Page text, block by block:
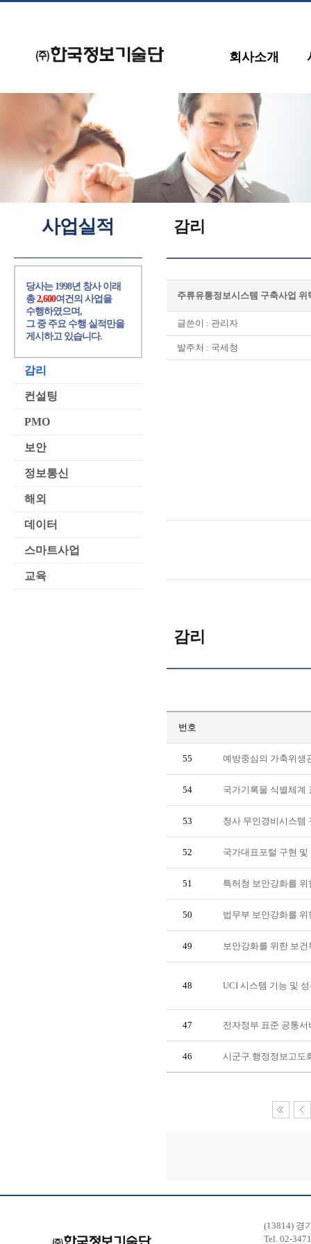
회사소개
감리
주류유통정보시스템 구축사업 위
글쓴이 : 관리자
발주처 : 국세청
사업실적
당사는 1998년 창사 이래
총2,600여건의 사업을
수행하였으며,
그 중 주요 수행 실적만을
게시하고 있습니다.
감리
컨설팅
PMO
보안
정보통신
해외
데이터
스마트사업
교육
감리
번호
55 예방중심의 가축위생
54 국가기록물 식별체계
53 청사 무인경비시스템
52 국가대표포털 구현
51 특허청 보안강화를
50 법무부 보안강화를
49 보안강화를 위한 보
48 UCI 시스템 기능 및
47 전자정부 표준 공통
46 시군구 행정정보고도
(13814) 경
Tel. 02-